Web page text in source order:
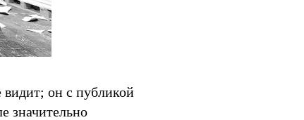
он с публикой
значительно